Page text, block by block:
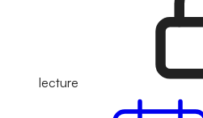
lecture